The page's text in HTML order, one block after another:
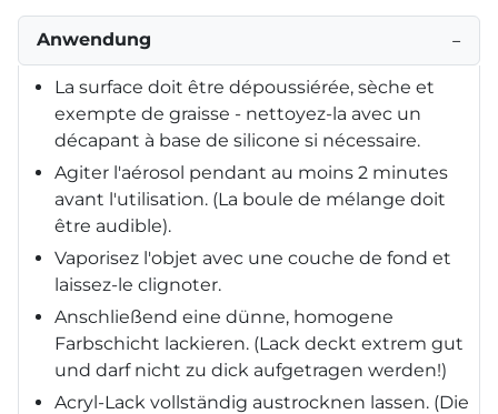
Anwendung −
La surface doit être dépoussiérée, sèche et
exempte de graisse - nettoyez-la avec un
décapant à base de silicone si nécessaire.
Agiter l'aérosol pendant au moins 2 minutes
avant l'utilisation. (La boule de mélange doit
être audible).
Vaporisez l'objet avec une couche de fond et
laissez-le clignoter.
Anschließend eine dünne, homogene
Farbschicht lackieren. (Lack deckt extrem gut
und darf nicht zu dick aufgetragen werden!)
Acryl-Lack vollständig austrocknen lassen. (Die